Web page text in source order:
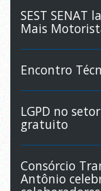
SEST
Mais
Encontro
LGPD no
gratuito
Consórcio
Antônio